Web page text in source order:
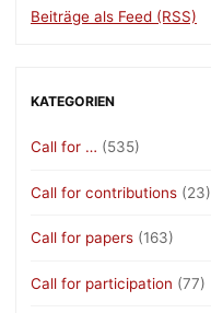
Beiträge als Feed (RSS)
KATEGORIEN
Call for … (535)
Call for contributions (23)
Call for papers (163)
Call for participation (77)